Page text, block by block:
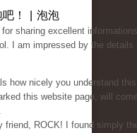
吧！ | 泡泡
sharing excellent
I am impressed by the details
how nicely you understand
this website page, will
friend, ROCK! I found simply